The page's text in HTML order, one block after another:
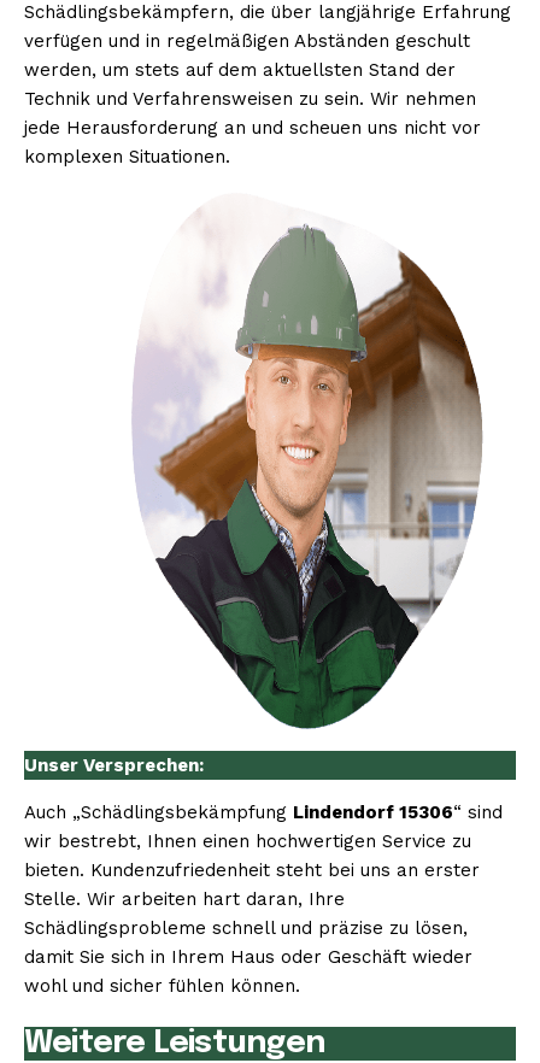
Schädlingsbekämpfern, die über langjährige Erfahrung
verfügen und in regelmäßigen Abständen geschult
werden, um stets auf dem aktuellsten Stand der
Technik und Verfahrensweisen zu sein. Wir nehmen
jede Herausforderung an und scheuen uns nicht vor
komplexen Situationen.
Unser Versprechen:
Auch „Schädlingsbekämpfung Lindendorf 15306“ sind
wir bestrebt, Ihnen einen hochwertigen Service zu
bieten. Kundenzufriedenheit steht bei uns an erster
Stelle. Wir arbeiten hart daran, Ihre
Schädlingsprobleme schnell und präzise zu lösen,
damit Sie sich in Ihrem Haus oder Geschäft wieder
wohl und sicher fühlen können.
Weitere Leistungen